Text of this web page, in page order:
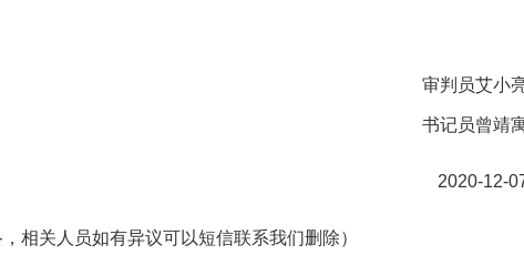
审判员艾小
书记员曾靖
2020-12-
，相关人员如有异议可以短信联系我们删除）